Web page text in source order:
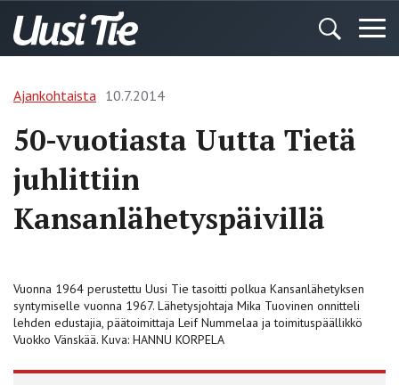
Ajankohtaista 10.7.2014
50-vuotiasta Uutta Tietä
juhlittiin
Kansanlähetyspäivillä
Vuonna 1964 perustettu Uusi Tie tasoitti polkua Kansanlähetyksen
syntymiselle vuonna 1967. Lähetysjohtaja Mika Tuovinen onnitteli
lehden edustajia, päätoimittaja Leif Nummelaa ja toimituspäällikkö
Vuokko Vänskää. Kuva: HANNU KORPELA